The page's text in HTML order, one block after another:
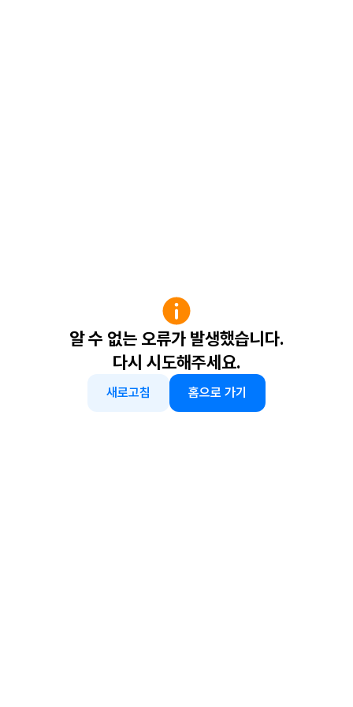
알 수 없는 오류가 발생했습니다.
다시 시도해주세요.
새로고침 홈으로 가기